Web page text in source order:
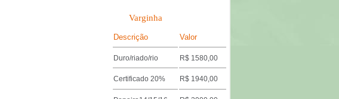
Varginha
Descrição Valor
Duro/riado/rio R$ 1580,00
Certificado 20% R$ 1940,00